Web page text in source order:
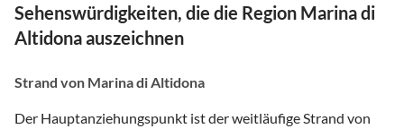
Sehenswürdigkeiten, die die Region Marina di
Altidona auszeichnen
Strand von Marina di Altidona
Der Hauptanziehungspunkt ist der weitläufige Strand von